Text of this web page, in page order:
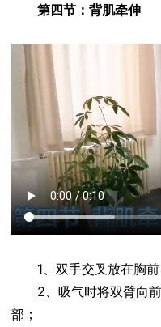
第四节：背肌牵伸
1、双手交叉放在胸
2、吸气时将双臂向
部；